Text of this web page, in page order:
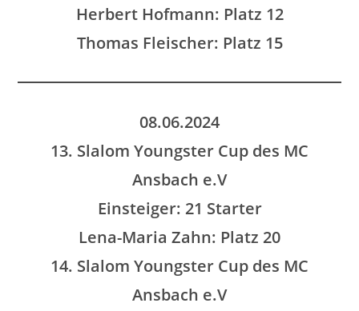
Herbert Hofmann: Platz 12
Thomas Fleischer: Platz 15
08.06.2024
13. Slalom Youngster Cup des MC
Ansbach e.V
Einsteiger: 21 Starter
Lena-Maria Zahn: Platz 20
14. Slalom Youngster Cup des MC
Ansbach e.V